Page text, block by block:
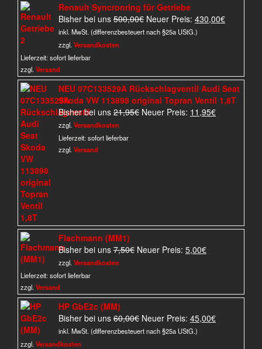
Renault Syncronring für Getriebe
Bisher bei uns 500,00€ Ursprünglicher
Preis
Neuer Preis: 430,00€Aktueller
inkl. MwSt. (differenzbesteuert nach §25a UStG.)
zzgl. Versandkosten
Lieferzeit:sofort lieferbar
zzgl. Versand
NEU 07C133529A Rückschlagventil Audi Seat
Skoda VW 113898 original Topran Ventil 1,8T
Bisher bei uns 21,95€ Ursprünglicher
Neuer Preis: 11,95€Aktueller
zzgl. Versandkosten
Lieferzeit:sofort lieferbar
zzgl. Versand
Flachmann (MM1)
Bisher bei uns 7,50€ Ursprünglicher
Neuer Preis: 5,00€Aktueller
zzgl. Versandkosten
Lieferzeit:sofort lieferbar
zzgl. Versand
HP GbE2c (MM)
Bisher bei uns 60,00€ Ursprünglicher
Preis
Neuer Preis: 45,00€Aktueller
inkl. MwSt. (differenzbesteuert nach §25a UStG.)
zzgl. Versandkosten